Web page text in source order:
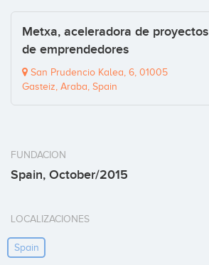
Metxa, aceleradora de proyectos
de emprendedores
San Prudencio Kalea, 6, 01005
Gasteiz, Araba, Spain
FUNDACION
Spain, October/2015
LOCALIZACIONES
Spain